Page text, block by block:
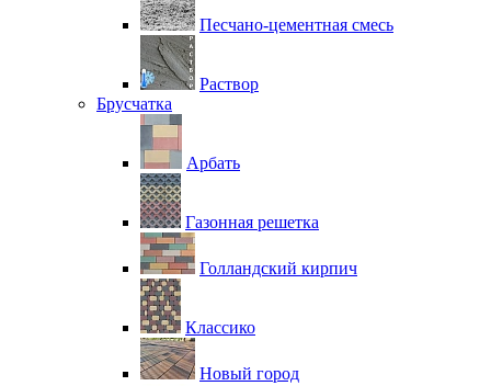
Песчано-цементная смесь
Раствор
Брусчатка
Арбать
Газонная решетка
Голландский кирпич
Классико
Новый город